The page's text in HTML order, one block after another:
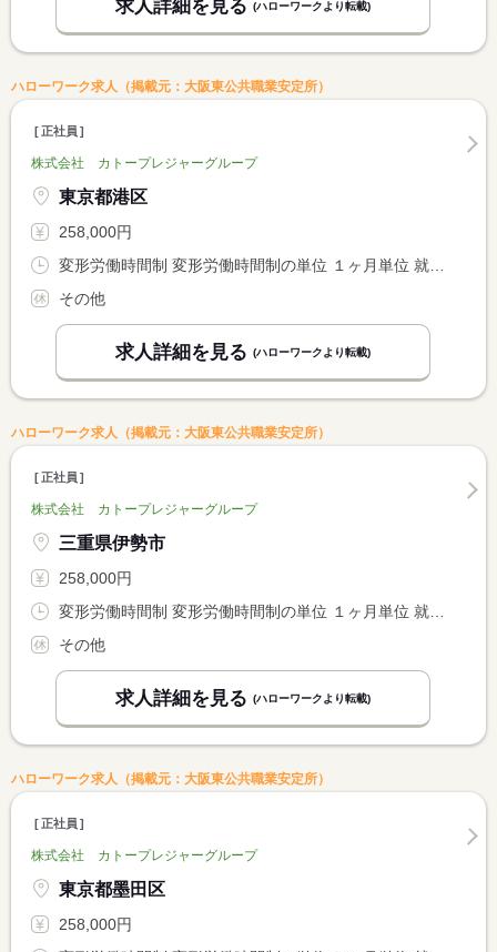
求人詳細を見る (ハローワークより転載)
ハローワーク求人（掲載元：大阪東公共職業安定所）
正社員
株式会社 カトープレジャーグループ
東京都港区
258,000円
その他
求人詳細を見る (ハローワークより転載)
ハローワーク求人（掲載元：大阪東公共職業安定所）
正社員
株式会社 カトープレジャーグループ
三重県伊勢市
258,000円
その他
求人詳細を見る (ハローワークより転載)
ハローワーク求人（掲載元：大阪東公共職業安定所）
正社員
株式会社 カトープレジャーグループ
東京都墨田区
258,000円